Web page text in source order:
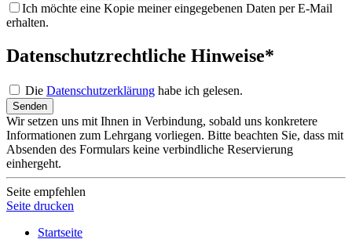
Ich möchte eine Kopie meiner eingegebenen Daten per E-Mail
erhalten.
Datenschutzrechtliche Hinweise*
Die Datenschutzerklärung habe ich gelesen.
Senden
Wir setzen uns mit Ihnen in Verbindung, sobald uns konkretere
Informationen zum Lehrgang vorliegen. Bitte beachten Sie, dass mit
Absenden des Formulars keine verbindliche Reservierung
einhergeht.
Seite empfehlen
Seite drucken
Startseite